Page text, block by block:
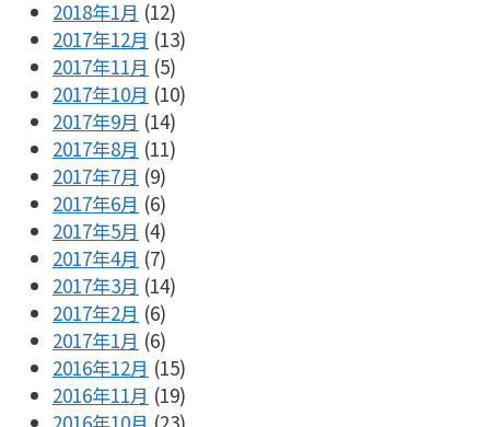
2018年1月 (12)
2017年12月 (13)
2017年11月 (5)
2017年10月 (10)
2017年9月 (14)
2017年8月 (11)
2017年7月 (9)
2017年6月 (6)
2017年5月 (4)
2017年4月 (7)
2017年3月 (14)
2017年2月 (6)
2017年1月 (6)
2016年12月 (15)
2016年11月 (19)